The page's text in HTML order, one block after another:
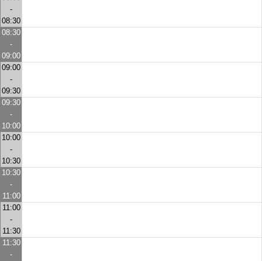
-
08:30
08:30
-
09:00
09:00
-
09:30
09:30
-
10:00
10:00
-
10:30
10:30
-
11:00
11:00
-
11:30
11:30
-